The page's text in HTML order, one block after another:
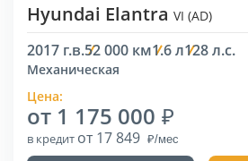
Hyundai Elantra VI (AD)
2017 г.в.52 000 км1.6 л128 л.с.
Механическая
Цена:
от 1 175 000
в кредит от 17 849